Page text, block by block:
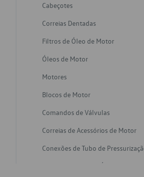
Cabeçotes
Correias Dentadas
Filtros de Óleo de Motor
Óleos de Motor
Motores
Blocos de Motor
Comandos de Válvulas
Correias de Acessórios de Motor
Conexões de Tubo de
Varetas de Nivel de Óleo